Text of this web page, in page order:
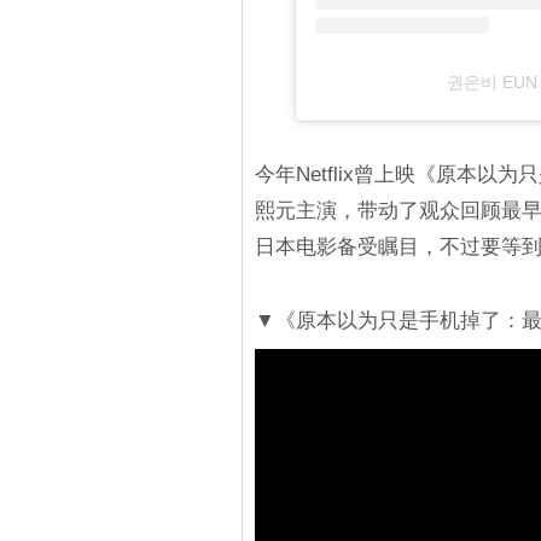
권은비
今年Netflix曾上映《原本以为
熙元主演，带动了观众回顾最
日本电影备受瞩目，不过要等
▼《原本以为只是手机掉了：